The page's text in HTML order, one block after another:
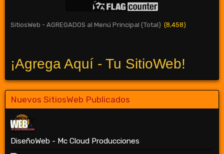
SitiosWeb - AGREGADOS al Menú Principal (Total) (8,458)
¡Agrega Aquí - Tu SitioWeb!
Nuevos SitiosWeb Publicados
DiseñoWeb - Mc Cloud Producciones